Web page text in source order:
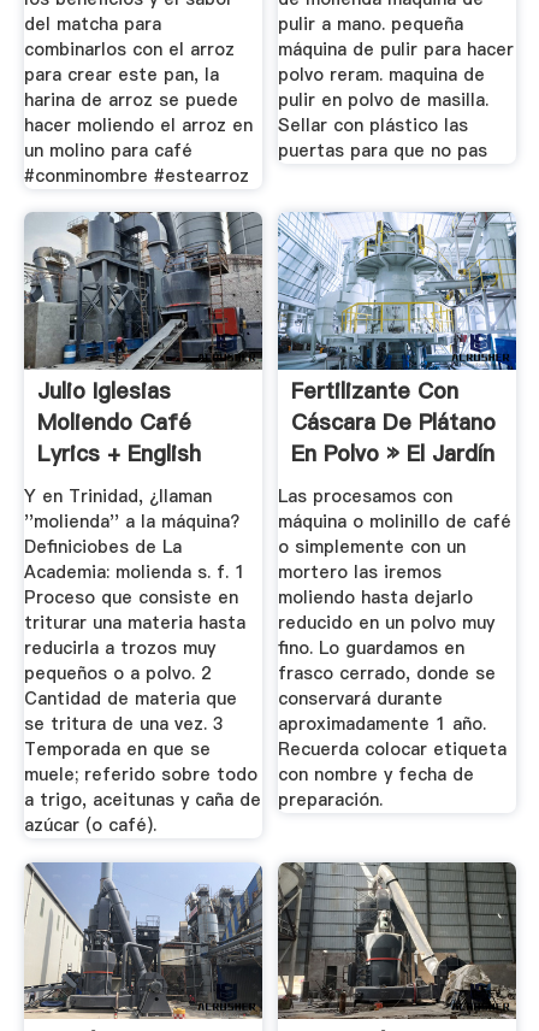
del matcha para
combinarlos con el arroz
para crear este pan, la
harina de arroz se puede
hacer moliendo el arroz en
un molino para café
#conminombre #estearroz
pulir a mano. pequeña
máquina de pulir para hacer
polvo reram. maquina de
pulir en polvo de masilla.
Sellar con plástico las
puertas para que no pas
Julio Iglesias
Moliendo Café
Lyrics + English
Translation
Y en Trinidad, ¿llaman
''molienda'' a la máquina?
Definiciobes de La
Academia: molienda s. f. 1
Proceso que consiste en
triturar una materia hasta
reducirla a trozos muy
pequeños o a polvo. 2
Cantidad de materia que
se tritura de una vez. 3
Temporada en que se
muele; referido sobre todo
a trigo, aceitunas y caña de
azúcar (o café).
Fertilizante Con
Cáscara De Plátano
En Polvo » El Jardín
...
Las procesamos con
máquina o molinillo de café
o simplemente con un
mortero las iremos
moliendo hasta dejarlo
reducido en un polvo muy
fino. Lo guardamos en
frasco cerrado, donde se
conservará durante
aproximadamente 1 año.
Recuerda colocar etiqueta
con nombre y fecha de
preparación.